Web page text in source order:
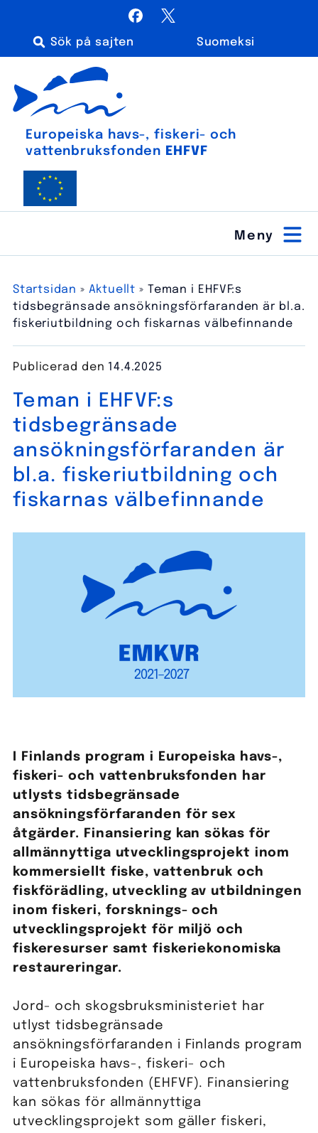
innehåll
Facebook
Suomeksi
Euroopan meri-, kalatalous- ja vesiviljelyrahasto
Europeiska havs-, fiskeri- och
vatten­bruks­fonden
EHFVF
Startsidan » Aktuellt » Teman i EHFVF:s
tidsbegränsade ansökningsförfaranden är bl.a.
fiskeriutbildning och fiskarnas välbefinnande
Teman i EHFVF:s
tidsbegränsade
ansökningsförfaranden är
bl.a. fiskeriutbildning och
fiskarnas välbefinnande
Publicerad den 14.4.2025
I Finlands program i Europeiska havs-,
fiskeri- och vattenbruksfonden har
utlysts tidsbegränsade
ansökningsförfaranden för sex
åtgärder. Finansiering kan sökas för
allmännyttiga utvecklingsprojekt inom
kommersiellt fiske, vattenbruk och
fiskförädling, utveckling av utbildningen
inom fiskeri, forsknings- och
utvecklingsprojekt för miljö och
fiskeresurser samt fiskeriekonomiska
restaureringar.
Jord- och skogsbruksministeriet har
utlyst tidsbegränsade
ansökningsförfaranden i Finlands program
i Europeiska havs-, fiskeri- och
vattenbruksfonden (EHFVF). Finansiering
kan sökas för allmännyttiga
utvecklingsprojekt som gäller fiskeri,